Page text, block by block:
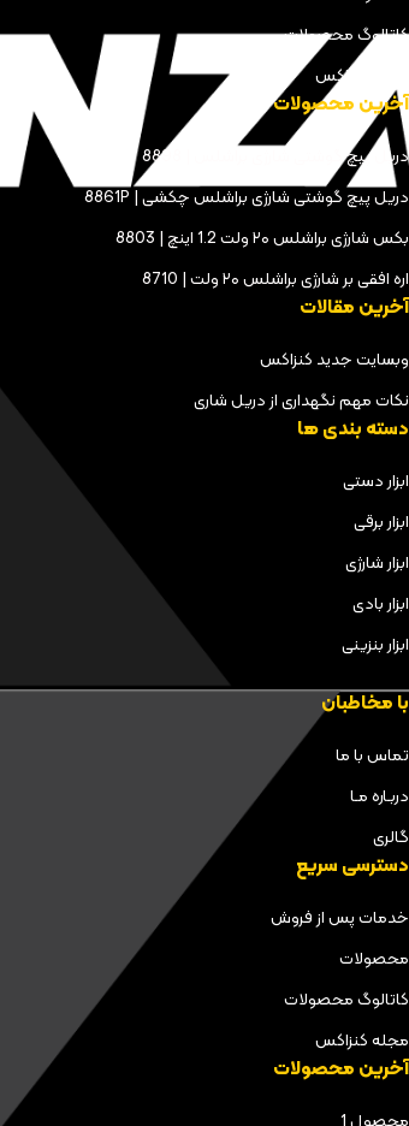
کاتالوگ محصولات
مجله کنزاکس
آخرین محصولات
دریل پیچ گوشتی شارژی براشلس | 8898
دریل پیچ گوشتی شارژی براشلس چکشی | 8861P
بکس شارژی براشلس ۲۰ ولت 1.2 اینچ | 8803
اره افقی بر شارژی براشلس ۲۰ ولت | 8710
آخرین مقالات
وبسایت جدید کنزاکس
نکات مهم نگهداری از دریل شاری
دسته بندی ها
ابزار دستی
ابزار برقی
ابزار شارژی
ابزار بادی
ابزار بنزینی
با مخاطبان
تماس با ما
دربـاره مـا
گالری
دسترسی سریع
خدمات پس از فروش
محصولات
کاتالوگ محصولات
مجله کنزاکس
آخرین محصولات